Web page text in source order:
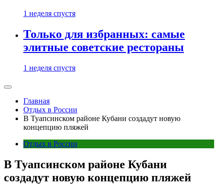
1 неделя спустя
Только для избранных: самые
элитные советские рестораны
1 неделя спустя
Главная
Отдых в России
В Туапсинском районе Кубани создадут новую
концепцию пляжей
Отдых в России
В Туапсинском районе Кубани
создадут новую концепцию пляжей